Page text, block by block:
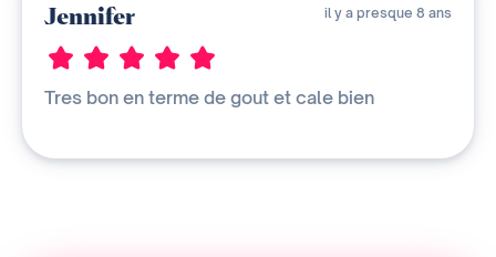
Jennifer il y a presque 8 ans
Tres bon en terme de gout et cale bien